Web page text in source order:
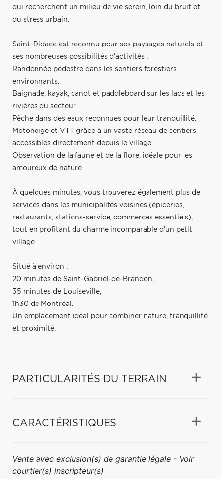
qui recherchent un milieu de vie serein, loin du bruit et
du stress urbain.
Saint-Didace est reconnu pour ses paysages naturels et
ses nombreuses possibilités d'activités :
Randonnée pédestre dans les sentiers forestiers
environnants.
Baignade, kayak, canot et paddleboard sur les lacs et les
rivières du secteur.
Pêche dans des eaux reconnues pour leur tranquillité.
Motoneige et VTT grâce à un vaste réseau de sentiers
accessibles directement depuis le village.
Observation de la faune et de la flore, idéale pour les
amoureux de nature.
À quelques minutes, vous trouverez également plus de
services dans les municipalités voisines (épiceries,
restaurants, stations-service, commerces essentiels),
tout en profitant du charme incomparable d'un petit
village.
Situé à environ :
20 minutes de Saint-Gabriel-de-Brandon,
35 minutes de Louiseville,
1h30 de Montréal.
Un emplacement idéal pour combiner nature, tranquillité
et proximité.
PARTICULARITÉS DU TERRAIN
CARACTÉRISTIQUES
Vente avec exclusion(s) de garantie légale - Voir
courtier(s) inscripteur(s)